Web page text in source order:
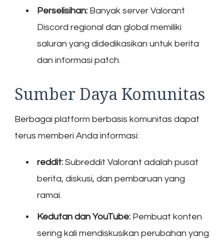
Perselisihan: Banyak server Valorant
Discord regional dan global memiliki
saluran yang didedikasikan untuk berita
dan informasi patch.
Sumber Daya Komunitas
Berbagai platform berbasis komunitas dapat
terus memberi Anda informasi:
reddit: Subreddit Valorant adalah pusat
berita, diskusi, dan pembaruan yang
ramai.
Kedutan dan YouTube: Pembuat konten
sering kali mendiskusikan perubahan yang